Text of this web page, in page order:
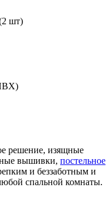
шт)
решение, изящные
вышивки, постельное
и беззаботным и
спальной комнаты.